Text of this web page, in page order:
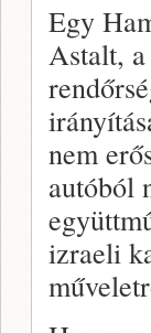
Egy
Astalt,
nem
autóból
izraeli